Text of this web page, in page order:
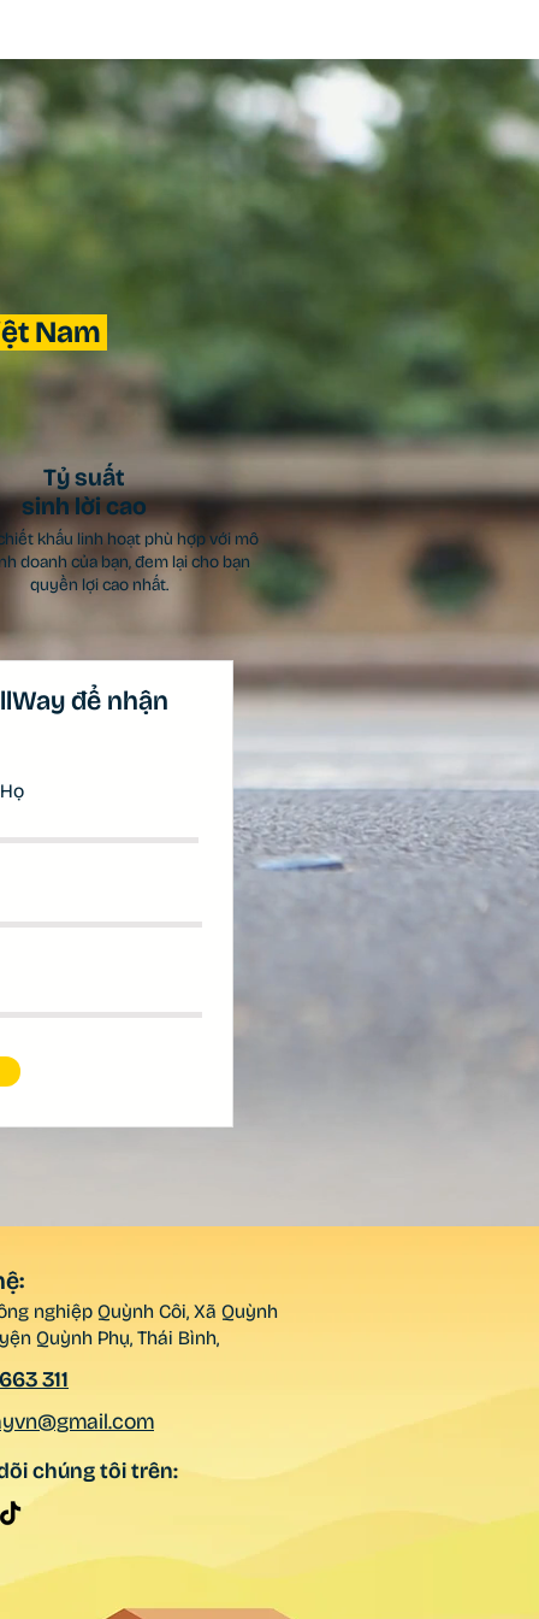
Tỷ suất
sinh lời cao
khấu linh hoạt phù hợp với mô
doanh của bạn, đem lại cho bạn
quyền lợi cao nhất.
Nam
để nhận
Họ
nghiệp Quỳnh Côi, Xã Quỳnh
Quỳnh Phụ, Thái Bình,
311
chúng tôi trên: